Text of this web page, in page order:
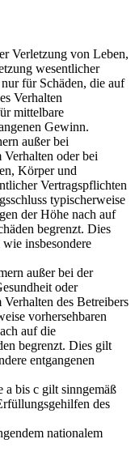
Verletzung von Leben,
wesentlicher
für Schäden, die auf
Verhalten
mittelbare
Gewinn.
außer bei
Verhalten oder bei
Körper und
Vertragspflichten
typischerweise
der Höhe nach auf
begrenzt. Dies
insbesondere
außer bei der
oder
des Betreibers
vorhersehbaren
auf die
begrenzt. Dies gilt
entgangenen
a bis c gilt sinngemäß
des
nationalem